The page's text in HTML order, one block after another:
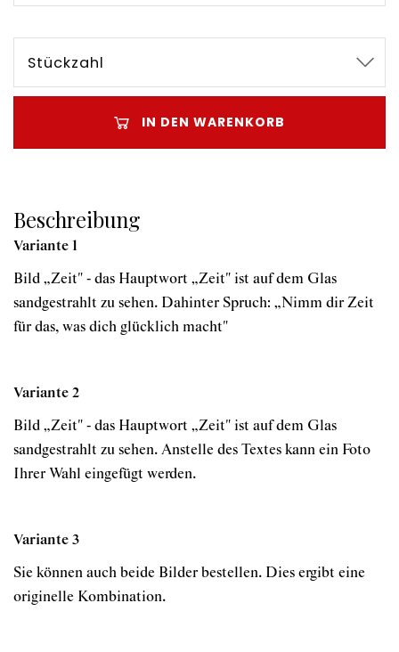
Stückzahl
IN DEN WARENKORB
Beschreibung
Variante 1
Bild „Zeit" - das Hauptwort „Zeit" ist auf dem Glas
sandgestrahlt zu sehen. Dahinter Spruch: „Nimm dir Zeit
für das, was dich glücklich macht"
Variante 2
Bild „Zeit" - das Hauptwort „Zeit" ist auf dem Glas
sandgestrahlt zu sehen. Anstelle des Textes kann ein Foto
Ihrer Wahl eingefügt werden.
Variante 3
Sie können auch beide Bilder bestellen. Dies ergibt eine
originelle Kombination.